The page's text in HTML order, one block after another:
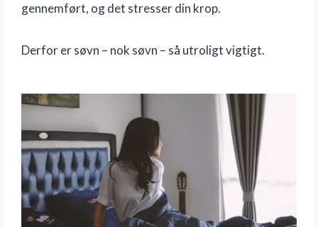
gennemført, og det stresser din krop.
Derfor er søvn – nok søvn – så utroligt vigtigt.